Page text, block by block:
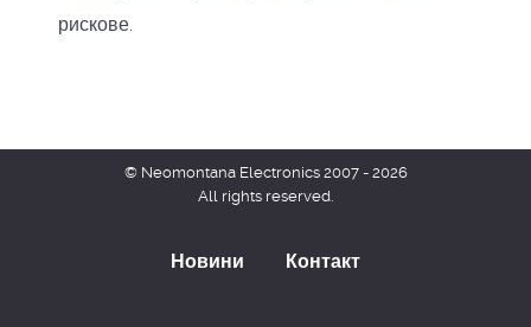
рискове.
© Neomontana Electronics 2007 - 2026
All rights reserved.
Новини Контакт